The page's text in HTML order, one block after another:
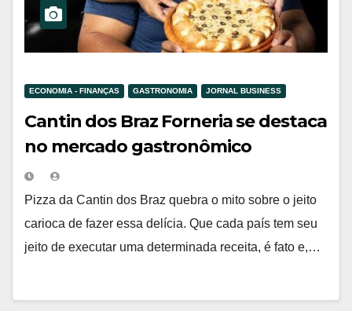
ECONOMIA - FINANÇAS GASTRONOMIA JORNAL BUSINESS
Cantin dos Braz Forneria se destaca
no mercado gastronômico
Pizza da Cantin dos Braz quebra o mito sobre o jeito
carioca de fazer essa delícia. Que cada país tem seu
jeito de executar uma determinada receita, é fato e,…